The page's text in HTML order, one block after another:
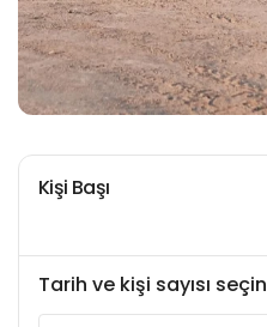
Kişi Başı
Tarih ve kişi sayısı seçin